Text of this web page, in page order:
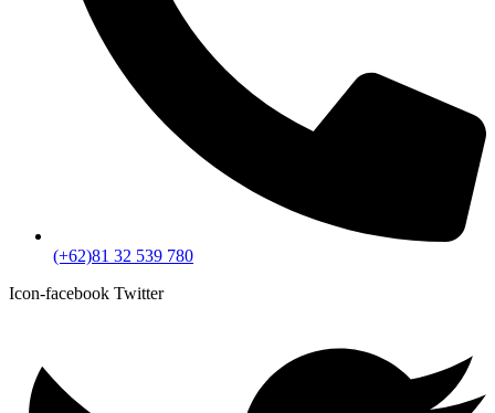
(+62)81 32 539 780
Icon-facebook Twitter